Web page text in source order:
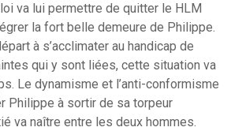
va lui permettre de quitter le HLM
la fort belle demeure de Philippe.
à s’acclimater au handicap de
qui y sont liées, cette situation va
Le dynamisme et l’anti-conformisme
Philippe à sortir de sa torpeur
va naître entre les deux hommes.